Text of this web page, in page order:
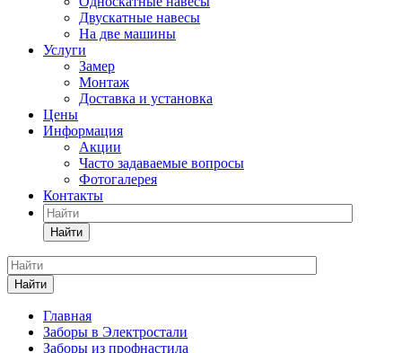
Двускатные навесы
На две машины
Услуги
Замер
Монтаж
Доставка и установка
Цены
Информация
Акции
Часто задаваемые вопросы
Фотогалерея
Контакты
Найти
Найти
Главная
Заборы в Электростали
Заборы из профнастила